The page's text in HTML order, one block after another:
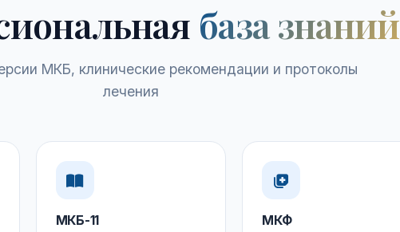
база знаний
МКБ, клинические рекомендации и протоколы
лечения
МКБ-11 МКФ